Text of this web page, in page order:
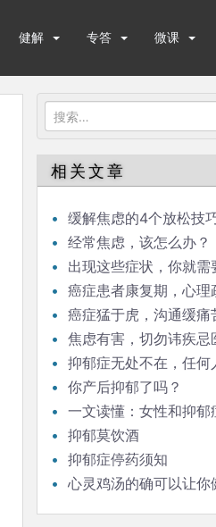
健解 专答 微课
搜
索：
相关文章
缓解焦虑的4个放松技
经常焦虑，该怎么办？
出现这些症状，你就需
癌症患者康复期，心理
癌症猛于虎，沟通缓痛
焦虑有害，切勿讳疾忌
抑郁症无处不在，任何
你产后抑郁了吗？
一文读懂：女性和抑郁
抑郁莫饮酒
抑郁症停药须知
心灵鸡汤的确可以让你